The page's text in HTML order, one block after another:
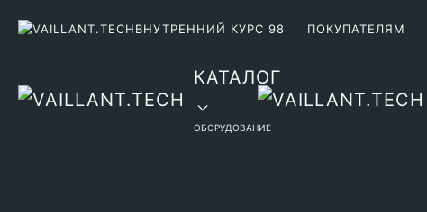
ВНУТРЕННИЙ КУРС 98 ПОКУПАТЕЛЯМ
КАТАЛОГ
ОБОРУДОВАНИЕ